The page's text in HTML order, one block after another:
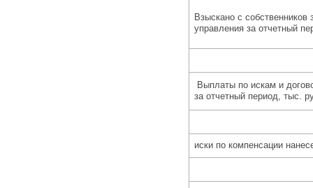
Взыскано с собственников
управления за отчетный
Выплаты по искам и
за отчетный период, тыс.
иски по компенсации